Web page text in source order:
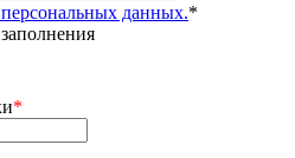
данных.*
*